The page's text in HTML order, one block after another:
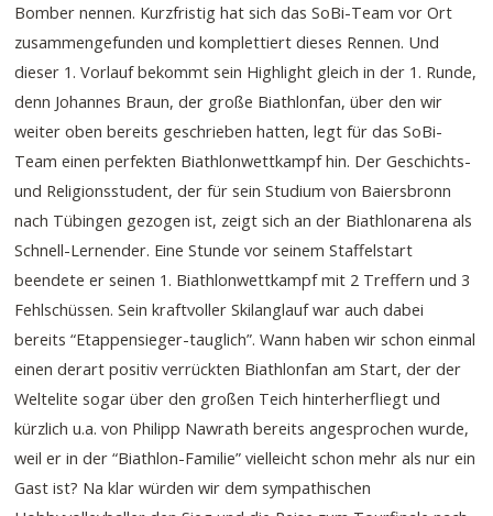
Bomber nennen. Kurzfristig hat sich das SoBi-Team vor Ort
zusammengefunden und komplettiert dieses Rennen. Und
dieser 1. Vorlauf bekommt sein Highlight gleich in der 1. Runde,
denn Johannes Braun, der große Biathlonfan, über den wir
weiter oben bereits geschrieben hatten, legt für das SoBi-
Team einen perfekten Biathlonwettkampf hin. Der Geschichts-
und Religionsstudent, der für sein Studium von Baiersbronn
nach Tübingen gezogen ist, zeigt sich an der Biathlonarena als
Schnell-Lernender. Eine Stunde vor seinem Staffelstart
beendete er seinen 1. Biathlonwettkampf mit 2 Treffern und 3
Fehlschüssen. Sein kraftvoller Skilanglauf war auch dabei
bereits “Etappensieger-tauglich”. Wann haben wir schon einmal
einen derart positiv verrückten Biathlonfan am Start, der der
Weltelite sogar über den großen Teich hinterherfliegt und
kürzlich u.a. von Philipp Nawrath bereits angesprochen wurde,
weil er in der “Biathlon-Familie” vielleicht schon mehr als nur ein
Gast ist? Na klar würden wir dem sympathischen